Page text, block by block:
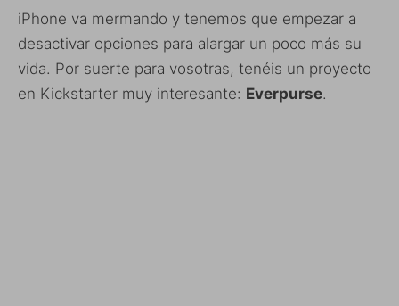
iPhone va mermando y tenemos que empezar a
desactivar opciones para alargar un poco más su
vida. Por suerte para vosotras, tenéis un proyecto
en Kickstarter muy interesante: Everpurse.